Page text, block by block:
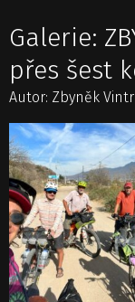
Galerie:
přes šest
Autor: Zbyněk Vintr